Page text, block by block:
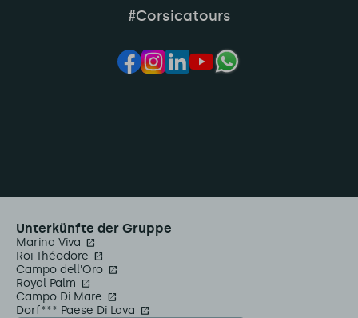
#Corsicatours
Unterkünfte der Gruppe
Marina Viva
Roi Théodore
Campo dell'Oro
Royal Palm
Campo Di Mare
Dorf*** Paese Di Lava